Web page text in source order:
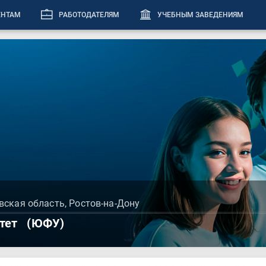
РАБОТОДАТЕЛЯМ УЧЕБНЫМ ЗАВЕДЕНИЯМ
область, Ростов-на-Дону
(ЮФУ)